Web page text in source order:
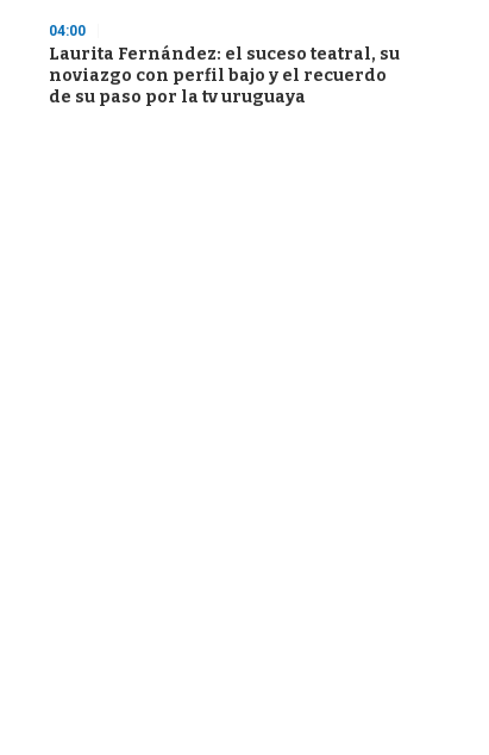
04:00
Laurita Fernández: el suceso teatral, su
noviazgo con perfil bajo y el recuerdo
de su paso por la tv uruguaya